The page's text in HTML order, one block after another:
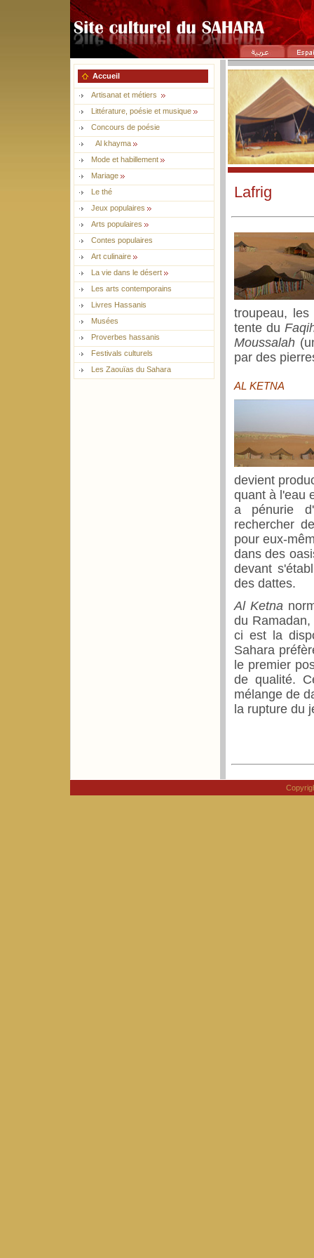
Accueil
Artisanat et métiers
Littérature, poésie et musique
Concours de poésie
Al khayma
Mode et habillement
Mariage
Le thé
Jeux populaires
Arts populaires
Contes populaires
Art culinaire
La vie dans le désert
Les arts contemporains
Livres Hassanis
Musées
Proverbes hassanis
Festivals culturels
Les Zaouïas du Sahara
Lafrig
troupeau,
tente du
Moussalah
par des
AL KETNA
devient
quant à l'eau
a pénurie
rechercher
pour eux-
dans des
devant
des dattes.
Al Ketna
du
ci est la
Sahara
le premier
de qualité.
mélange de
la rupture du